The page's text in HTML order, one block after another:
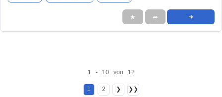
★ ➦ ➜
1 - 10 von 12
1 2 ❯ ❯❯